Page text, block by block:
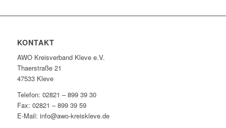
KONTAKT
AWO Kreisverband Kleve e.V.
Thaerstraße 21
47533 Kleve
Telefon: 02821 – 899 39 30
Fax: 02821 – 899 39 59
E-Mail: info@awo-kreiskleve.de